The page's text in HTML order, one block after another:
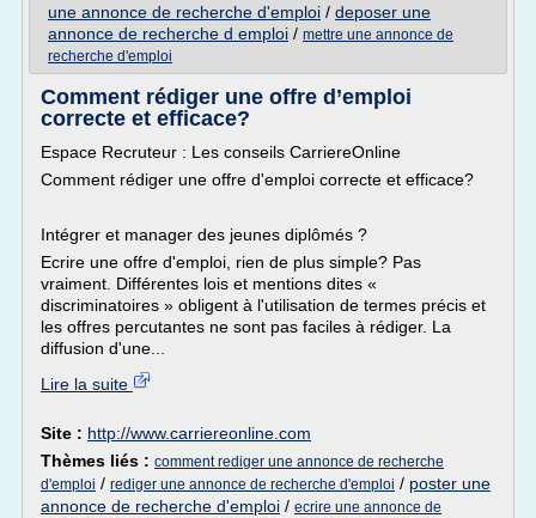
une annonce de recherche d'emploi / deposer une
annonce de recherche d emploi / mettre une annonce de
recherche d'emploi
Comment rédiger une offre d’emploi
correcte et efficace?
Espace Recruteur : Les conseils CarriereOnline
Comment rédiger une offre d'emploi correcte et efficace?
Intégrer et manager des jeunes diplômés ?
Ecrire une offre d'emploi, rien de plus simple? Pas
vraiment. Différentes lois et mentions dites «
discriminatoires » obligent à l'utilisation de termes précis et
les offres percutantes ne sont pas faciles à rédiger. La
diffusion d'une...
Lire la suite
Site : http://www.carriereonline.com
Thèmes liés : comment rediger une annonce de recherche
d'emploi / rediger une annonce de recherche d'emploi / poster une
annonce de recherche d'emploi / ecrire une annonce de